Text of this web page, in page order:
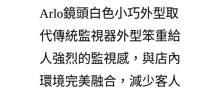
Arlo鏡頭白色小巧外型取
代傳統監視器外型笨重給
人強烈的監視感，與店內
環境完美融合，減少客人